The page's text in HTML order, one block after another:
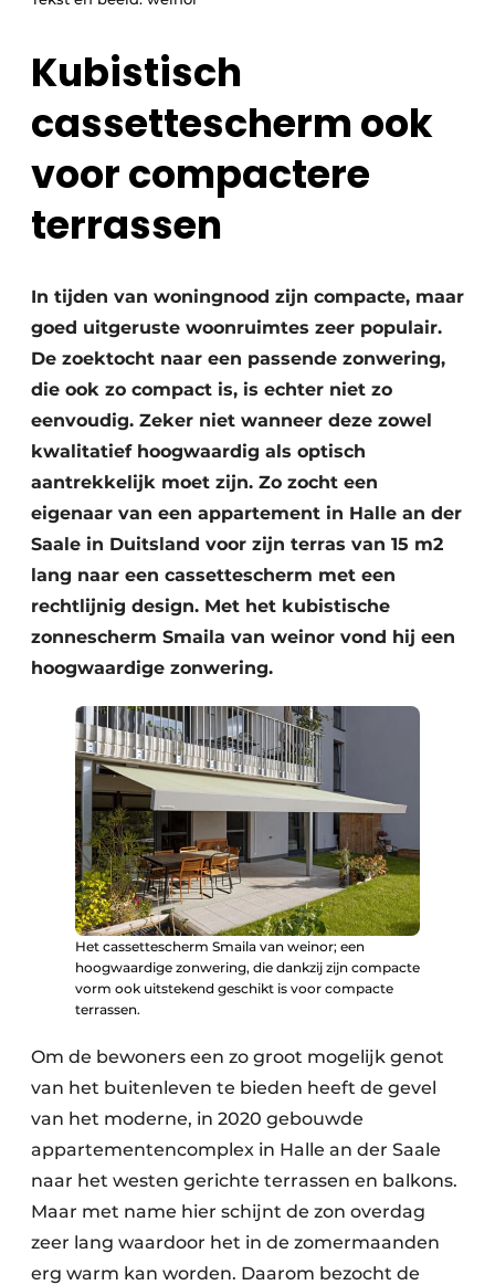
Podcasts
Vacature aanmelden
Vacatures
Video’s
Kubistisch
cassettescherm ook
voor compactere
terrassen
In tijden van woningnood zijn compacte, maar
goed uitgeruste woonruimtes zeer populair.
De zoektocht naar een passende zonwering,
die ook zo compact is, is echter niet zo
eenvoudig. Zeker niet wanneer deze zowel
kwalitatief hoogwaardig als optisch
aantrekkelijk moet zijn. Zo zocht een
eigenaar van een appartement in Halle an der
Saale in Duitsland voor zijn terras van 15 m2
lang naar een cassettescherm met een
rechtlijnig design. Met het kubistische
zonnescherm Smaila van weinor vond hij een
hoogwaardige zonwering.
Het cassettescherm Smaila van weinor; een
hoogwaardige zonwering, die dankzij zijn compacte
vorm ook uitstekend geschikt is voor compacte
terrassen.
Om de bewoners een zo groot mogelijk genot
van het buitenleven te bieden heeft de gevel
van het moderne, in 2020 gebouwde
appartementencomplex in Halle an der Saale
naar het westen gerichte terrassen en balkons.
Maar met name hier schijnt de zon overdag
zeer lang waardoor het in de zomermaanden
erg warm kan worden. Daarom bezocht de